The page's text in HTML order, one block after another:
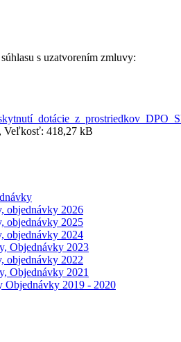
s uzatvorením zmluvy:
Veľkosť: 418,27 kB
objednávky 2026
objednávky 2025
objednávky 2024
Objednávky 2023
objednávky 2022
Objednávky 2021
Objednávky 2019 - 2020